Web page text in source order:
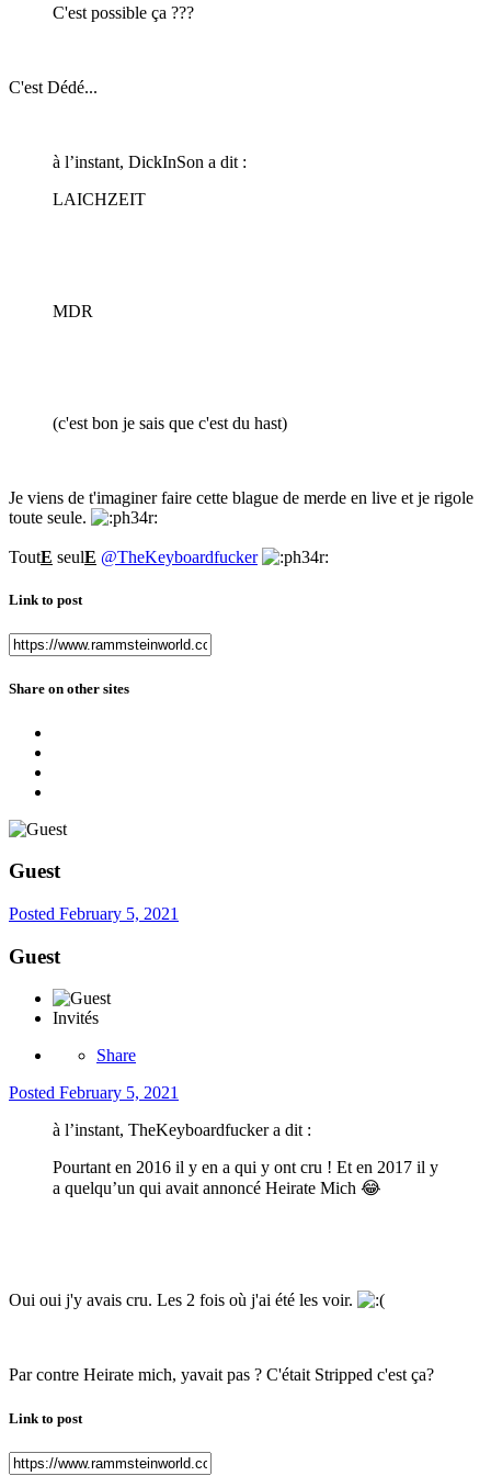
C'est possible ça ???
C'est Dédé...
à l’instant, DickInSon a dit :
LAICHZEIT
MDR
(c'est bon je sais que c'est du hast)
Je viens de t'imaginer faire cette blague de merde en live et je rigole
toute seule.
ToutE seulE @TheKeyboardfucker
Link to post
Share on other sites
Guest
Posted February 5, 2021
Guest
Invités
Share
Posted February 5, 2021
à l’instant, TheKeyboardfucker a dit :
Pourtant en 2016 il y en a qui y ont cru ! Et en 2017 il y
a quelqu’un qui avait annoncé Heirate Mich 😂
Oui oui j'y avais cru. Les 2 fois où j'ai été les voir.
Par contre Heirate mich, yavait pas ? C'était Stripped c'est ça?
Link to post